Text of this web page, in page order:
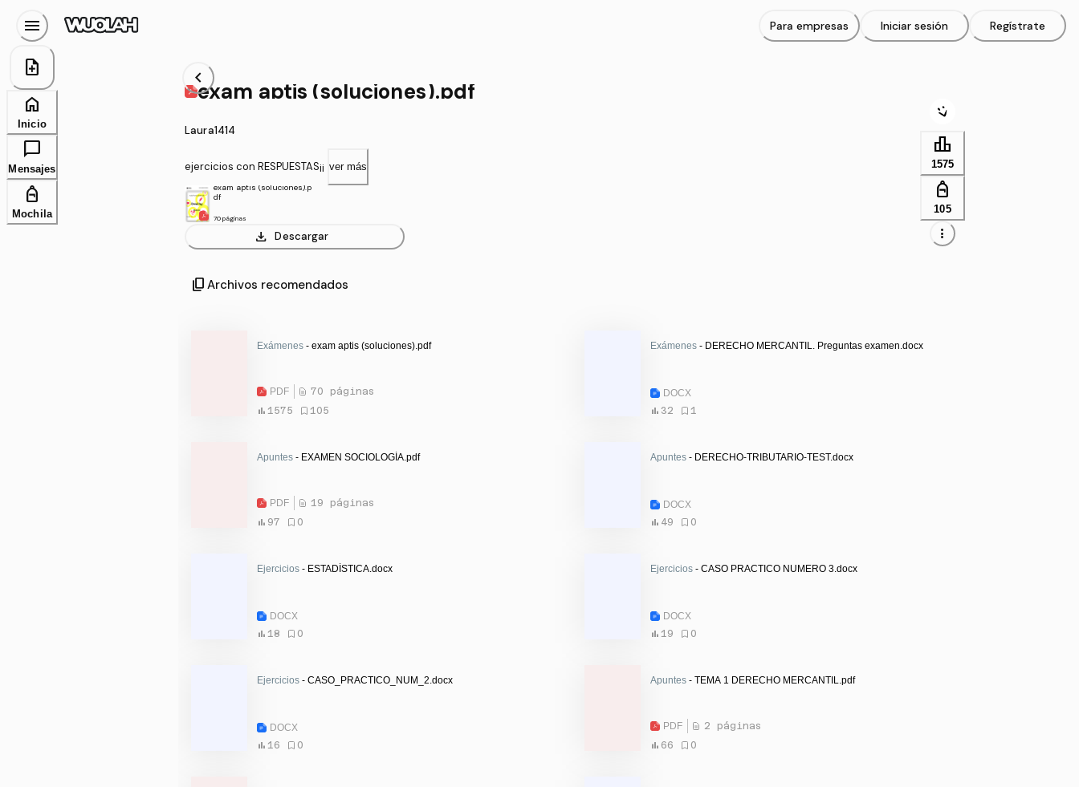
chevron_left
exam aptis (soluciones).pdf
Laura1414
ejercicios con RESPUESTAS¡¡ ver más
exam aptis (soluciones).p
df
70 páginas
download Descargar
leaderboard
1575
personal_bag
105
more_vert
content_copy Archivos recomendados
Exámenes - exam aptis (soluciones).pdf
PDF
70 páginas
1575
105
Exámenes - DERECHO MERCANTIL. Preguntas examen.docx
DOCX
32
1
Apuntes - EXAMEN SOCIOLOGÍA.pdf
PDF
19 páginas
97
0
Apuntes - DERECHO-TRIBUTARIO-TEST.docx
DOCX
49
0
Ejercicios - ESTADÍSTICA.docx
DOCX
18
0
Ejercicios - CASO PRACTICO NUMERO 3.docx
DOCX
19
0
Ejercicios - CASO_PRACTICO_NUM_2.docx
DOCX
16
0
Apuntes - TEMA 1 DERECHO MERCANTIL.pdf
PDF
2 páginas
66
0
Para empresas Iniciar sesión Regístrate
menu
note_add
home
Inicio
chat_bubble
Mensajes
personal_bag
Mochila